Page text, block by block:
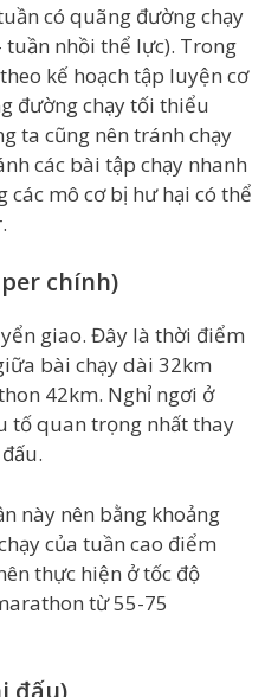
có quãng đường chạy
tuần nhồi thể lực). Trong
kế hoạch tập luyện cơ
đường chạy tối thiểu
ta cũng nên tránh chạy
các bài tập chạy nhanh
mô cơ bị hư hại có thể
chính)
giao. Đây là thời điểm
bài chạy dài 32km
42km. Nghỉ ngơi ở
tố quan trọng nhất thay
này nên bằng khoảng
của tuần cao điểm
thực hiện ở tốc độ
từ 55-75